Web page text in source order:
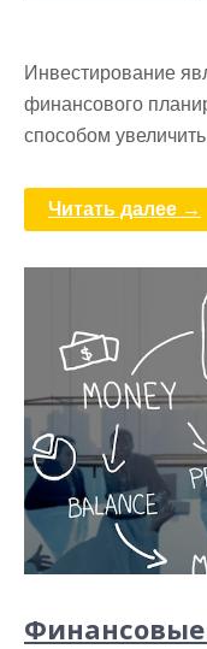
Инвестирование
финансового
способом
Читать далее →